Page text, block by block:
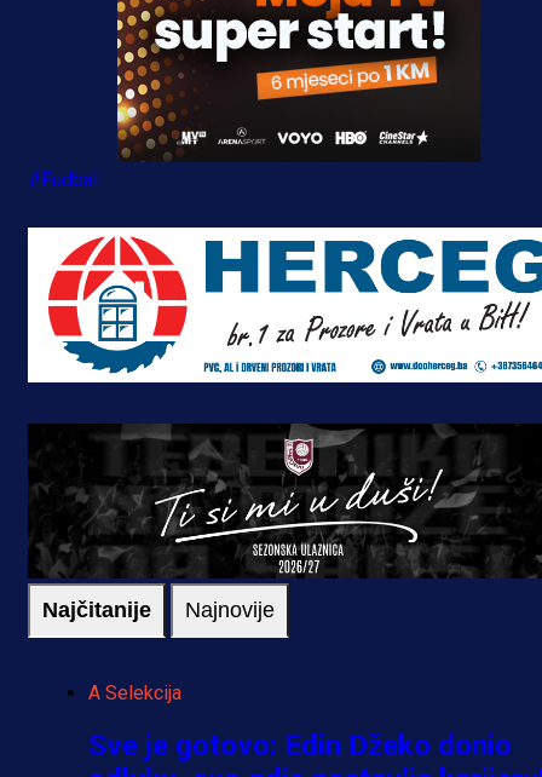
#Fudbal
Najčitanije Najnovije
A Selekcija
Sve je gotovo: Edin Džeko donio